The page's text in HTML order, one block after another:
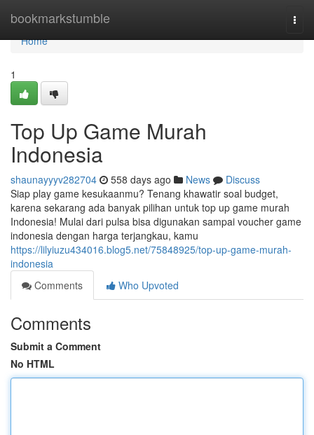
bookmarkstumble
Home
Home
1
Top Up Game Murah
Indonesia
shaunayyyv282704 558 days ago News
Discuss
Siap play game kesukaanmu? Tenang khawatir soal budget,
karena sekarang ada banyak pilihan untuk top up game murah
Indonesia! Mulai dari pulsa bisa digunakan sampai voucher game
indonesia dengan harga terjangkau, kamu
https://lilyiuzu434016.blog5.net/75848925/top-up-game-murah-
indonesia
Comments
Who Upvoted
Comments
Submit a Comment
No HTML